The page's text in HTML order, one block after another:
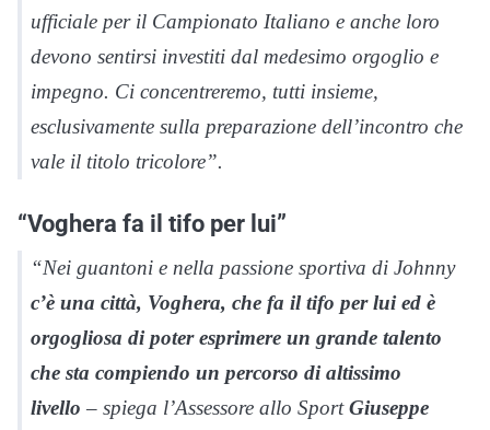
ufficiale per il Campionato Italiano e anche loro
devono sentirsi investiti dal medesimo orgoglio e
impegno. Ci concentreremo, tutti insieme,
esclusivamente sulla preparazione dell’incontro che
vale il titolo tricolore”.
“Voghera fa il tifo per lui”
“Nei guantoni e nella passione sportiva di Johnny
c’è una città, Voghera, che fa il tifo per lui ed è
orgogliosa di poter esprimere un grande talento
che sta compiendo un percorso di altissimo
livello – spiega l’Assessore allo SportGiuseppe